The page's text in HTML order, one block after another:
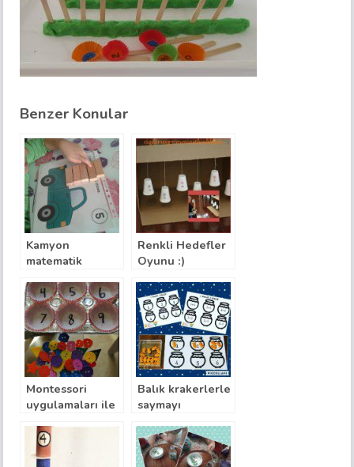
Benzer Konular
Kamyon
matematik
Renkli Hedefler
Oyunu :)
Montessori
uygulamaları ile
Balık krakerlerle
saymayı
“Montessori
etkinlikleri”